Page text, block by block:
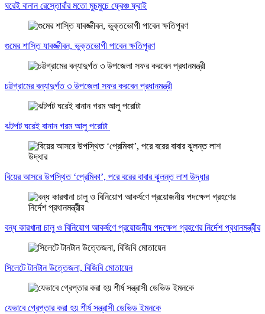
ঘরেই বানান রেস্তোরাঁর মতো মুচমুচে ফ্রেঞ্চ ফ্রাই
গুমের শাস্তি যাবজ্জীবন, ভুক্তভোগী পাবেন ক্ষতিপূরণ
চট্টগ্রামের বন্যাদুর্গত ৩ উপজেলা সফর করবেন প্রধানমন্ত্রী
ঝটপট ঘরেই বানান গরম আলু পরোটা
বিয়ের আসরে উপস্থিত ‘প্রেমিকা’, পরে বরের বাবার ঝুলন্ত লাশ উদ্ধার
বন্ধ কারখানা চালু ও বিনিয়োগ আকর্ষণে প্রয়োজনীয় পদক্ষেপ গ্রহণের নির্দেশ প্রধানমন্ত্রীর
সিলেটে টানটান উত্তেজনা, বিজিবি মোতায়েন
যেভাবে গ্রেপ্তার করা হয় শীর্ষ সন্ত্রাসী ডেভিড ইমনকে